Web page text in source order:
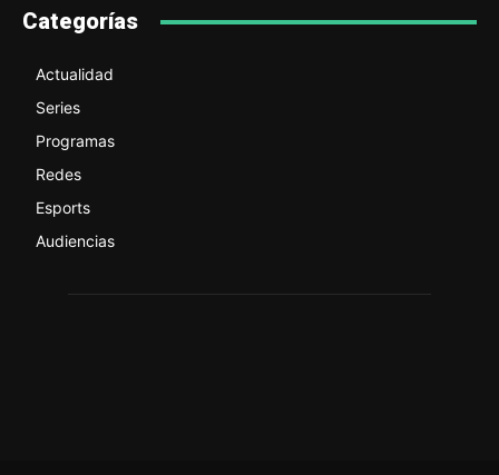
Categorías
Actualidad
Series
Programas
Redes
Esports
Audiencias